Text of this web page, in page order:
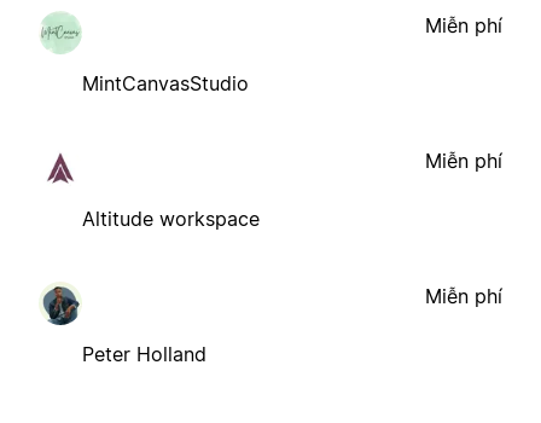
MintCanvasStudio
Miễn phí
Altitude workspace
Miễn phí
Peter Holland
Miễn phí